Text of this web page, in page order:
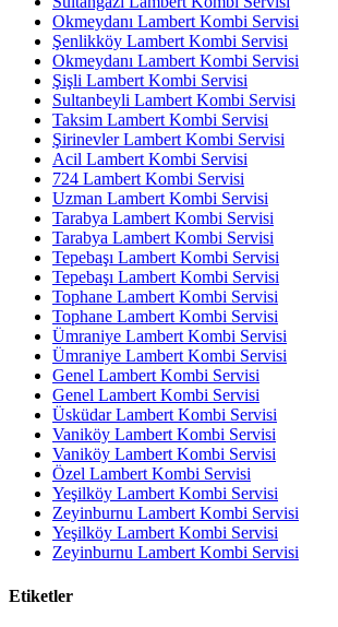
Okmeydanı Lambert Kombi Servisi
Şenlikköy Lambert Kombi Servisi
Okmeydanı Lambert Kombi Servisi
Şişli Lambert Kombi Servisi
Sultanbeyli Lambert Kombi Servisi
Taksim Lambert Kombi Servisi
Şirinevler Lambert Kombi Servisi
Acil Lambert Kombi Servisi
724 Lambert Kombi Servisi
Uzman Lambert Kombi Servisi
Tarabya Lambert Kombi Servisi
Tarabya Lambert Kombi Servisi
Tepebaşı Lambert Kombi Servisi
Tepebaşı Lambert Kombi Servisi
Tophane Lambert Kombi Servisi
Tophane Lambert Kombi Servisi
Ümraniye Lambert Kombi Servisi
Ümraniye Lambert Kombi Servisi
Genel Lambert Kombi Servisi
Genel Lambert Kombi Servisi
Üsküdar Lambert Kombi Servisi
Vaniköy Lambert Kombi Servisi
Vaniköy Lambert Kombi Servisi
Özel Lambert Kombi Servisi
Yeşilköy Lambert Kombi Servisi
Zeyinburnu Lambert Kombi Servisi
Yeşilköy Lambert Kombi Servisi
Zeyinburnu Lambert Kombi Servisi
Etiketler